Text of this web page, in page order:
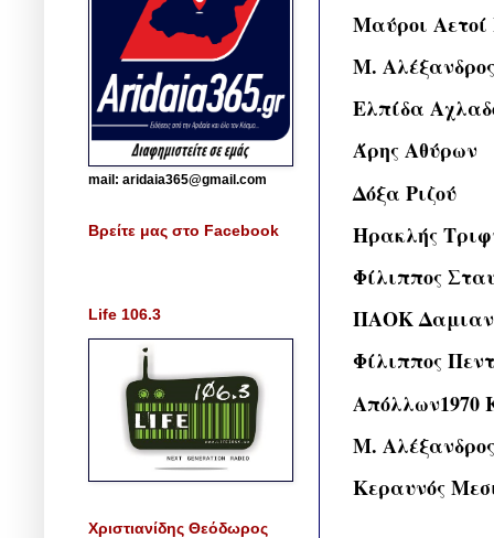
Μαύροι
Μ.
Ελπίδα
Άρης Αθύρων
Δόξα Ριζού
Ηρακλής
Φίλιππος
ΠΑΟΚ
Φίλιππος
Απόλλων1970
Μ.
Κεραυνός
mail: aridaia365@gmail.com
Βρείτε μας στο Facebook
Life 106.3
Χριστιανίδης Θεόδωρος